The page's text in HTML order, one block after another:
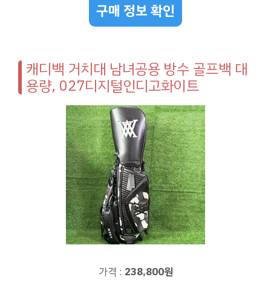
구매 정보 확인
캐디백 거치대 남녀공용 방수 골프백 대
용량, 027디지털인디고화이트
가격 : 238,800원